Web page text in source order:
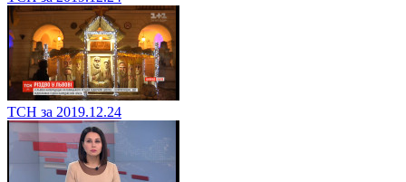
ТСН за 2019.12.24